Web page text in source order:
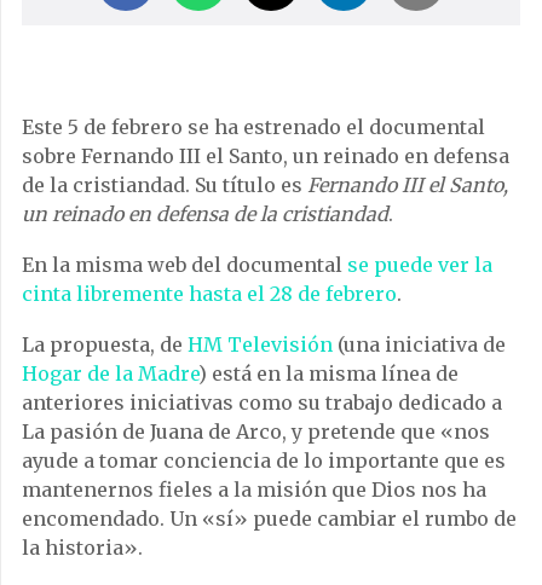
Este 5 de febrero se ha estrenado el documental
sobre Fernando III el Santo, un reinado en defensa
de la cristiandad. Su título es Fernando III el Santo,
un reinado en defensa de la cristiandad.
En la misma web del documental se puede ver la
cinta libremente hasta el 28 de febrero.
La propuesta, de HM Televisión (una iniciativa de
Hogar de la Madre) está en la misma línea de
anteriores iniciativas como su trabajo dedicado a
La pasión de Juana de Arco, y pretende que «nos
ayude a tomar conciencia de lo importante que es
mantenernos fieles a la misión que Dios nos ha
encomendado. Un «sí» puede cambiar el rumbo de
la historia».